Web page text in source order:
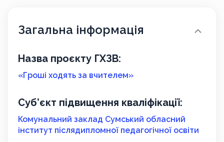
Загальна інформація
Назва проєкту ГХЗВ:
«Гроші ходять за вчителем»
Суб’єкт підвищення кваліфікації:
Комунальний заклад Сумський обласний
інститут післядипломної педагогічної освіти